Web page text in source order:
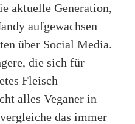
aktuelle Generation,
aufgewachsen
über Social Media.
die sich für
Fleisch
alles Veganer in
das immer